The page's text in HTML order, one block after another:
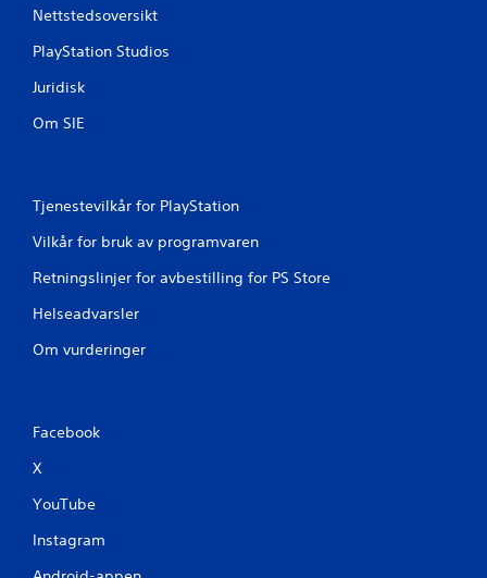
Nettstedsoversikt
PlayStation Studios
Juridisk
Om SIE
Tjenestevilkår for PlayStation
Vilkår for bruk av programvaren
Retningslinjer for avbestilling for PS Store
Helseadvarsler
Om vurderinger
Facebook
X
YouTube
Instagram